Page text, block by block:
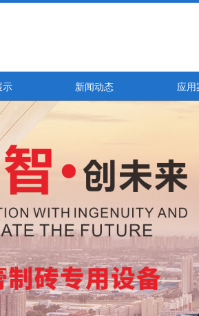
示 新闻动态 应用